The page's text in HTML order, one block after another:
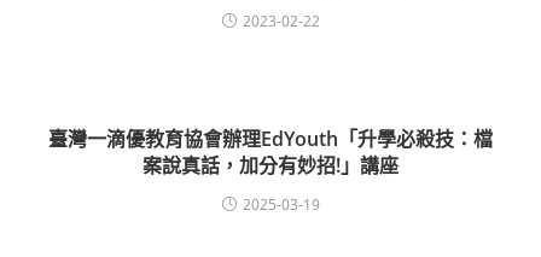
2023-02-22
臺灣一滴優教育協會辦理EdYouth「升學必殺技：檔
案說真話，加分有妙招!」講座
2025-03-19